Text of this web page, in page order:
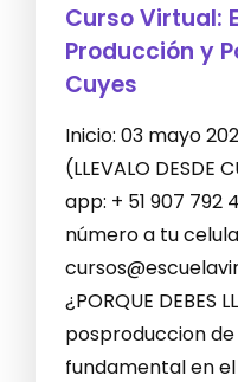
Curso Virtual:
Producción y
Cuyes
Inicio: 03 mayo
(LLEVALO DESDE
app: + 51 907 792
número a tu
¿PORQUE DEBES
posproduccion
fundamental en